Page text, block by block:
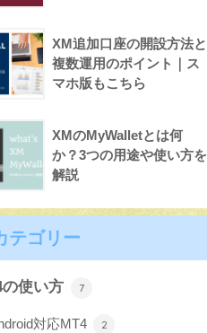
XM追加口座の開設方法と
複数運用のポイント｜ス
マホ版もこちら
XMのMyWalletとは何
か？3つの用途や使い方を
解説
テゴリー
の使い方 7
対応MT4 2